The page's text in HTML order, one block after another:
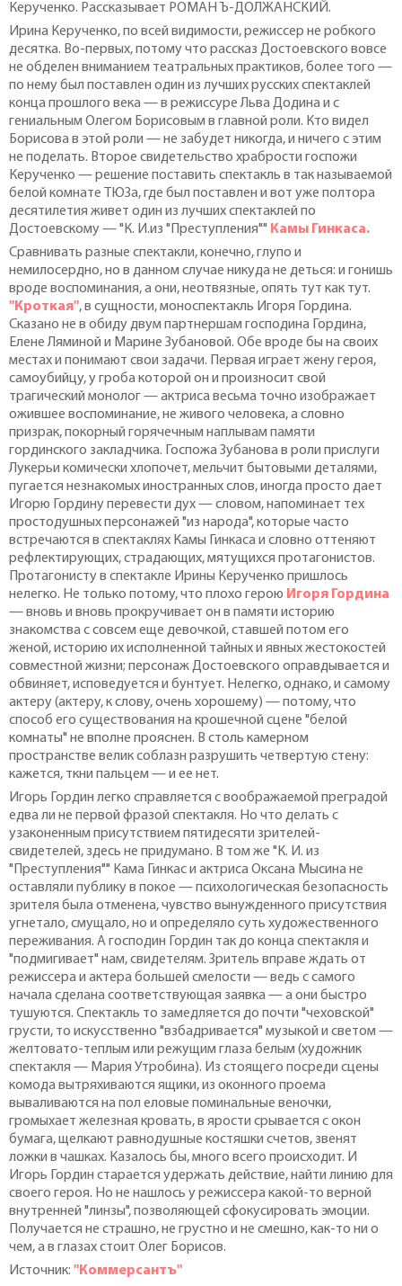
Керученко. Рассказывает РОМАН Ъ-ДОЛЖАНСКИЙ.
Ирина Керученко, по всей видимости, режиссер не робкого
десятка. Во-первых, потому что рассказ Достоевского вовсе
не обделен вниманием театральных практиков, более того —
по нему был поставлен один из лучших русских спектаклей
конца прошлого века — в режиссуре Льва Додина и с
гениальным Олегом Борисовым в главной роли. Кто видел
Борисова в этой роли — не забудет никогда, и ничего с этим
не поделать. Второе свидетельство храбрости госпожи
Керученко — решение поставить спектакль в так называемой
белой комнате ТЮЗа, где был поставлен и вот уже полтора
десятилетия живет один из лучших спектаклей по
Достоевскому — "К. И.из "Преступления"" Камы Гинкаса.
Сравнивать разные спектакли, конечно, глупо и
немилосердно, но в данном случае никуда не деться: и гонишь
вроде воспоминания, а они, неотвязные, опять тут как тут.
"Кроткая", в сущности, моноспектакль Игоря Гордина.
Сказано не в обиду двум партнершам господина Гордина,
Елене Ляминой и Марине Зубановой. Обе вроде бы на своих
местах и понимают свои задачи. Первая играет жену героя,
самоубийцу, у гроба которой он и произносит свой
трагический монолог — актриса весьма точно изображает
ожившее воспоминание, не живого человека, а словно
призрак, покорный горячечным наплывам памяти
гординского закладчика. Госпожа Зубанова в роли прислуги
Лукерьи комически хлопочет, мельчит бытовыми деталями,
пугается незнакомых иностранных слов, иногда просто дает
Игорю Гордину перевести дух — словом, напоминает тех
простодушных персонажей "из народа", которые часто
встречаются в спектаклях Камы Гинкаса и словно оттеняют
рефлектирующих, страдающих, мятущихся протагонистов.
Протагонисту в спектакле Ирины Керученко пришлось
нелегко. Не только потому, что плохо герою Игоря Гордина
— вновь и вновь прокручивает он в памяти историю
знакомства с совсем еще девочкой, ставшей потом его
женой, историю их исполненной тайных и явных жестокостей
совместной жизни; персонаж Достоевского оправдывается и
обвиняет, исповедуется и бунтует. Нелегко, однако, и самому
актеру (актеру, к слову, очень хорошему) — потому, что
способ его существования на крошечной сцене "белой
комнаты" не вполне прояснен. В столь камерном
пространстве велик соблазн разрушить четвертую стену:
кажется, ткни пальцем — и ее нет.
Игорь Гордин легко справляется с воображаемой преградой
едва ли не первой фразой спектакля. Но что делать с
узаконенным присутствием пятидесяти зрителей-
свидетелей, здесь не придумано. В том же "К. И. из
"Преступления"" Кама Гинкас и актриса Оксана Мысина не
оставляли публику в покое — психологическая безопасность
зрителя была отменена, чувство вынужденного присутствия
угнетало, смущало, но и определяло суть художественного
переживания. А господин Гордин так до конца спектакля и
"подмигивает" нам, свидетелям. Зритель вправе ждать от
режиссера и актера большей смелости — ведь с самого
начала сделана соответствующая заявка — а они быстро
тушуются. Спектакль то замедляется до почти "чеховской"
грусти, то искусственно "взбадривается" музыкой и светом —
желтовато-теплым или режущим глаза белым (художник
спектакля — Мария Утробина). Из стоящего посреди сцены
комода вытряхиваются ящики, из оконного проема
вываливаются на пол еловые поминальные веночки,
громыхает железная кровать, в ярости срывается с окон
бумага, щелкают равнодушные костяшки счетов, звенят
ложки в чашках. Казалось бы, много всего происходит. И
Игорь Гордин старается удержать действие, найти линию для
своего героя. Но не нашлось у режиссера какой-то верной
внутренней "линзы", позволяющей сфокусировать эмоции.
Получается не страшно, не грустно и не смешно, как-то ни о
чем, а в глазах стоит Олег Борисов.
Источник: "Коммерсантъ"